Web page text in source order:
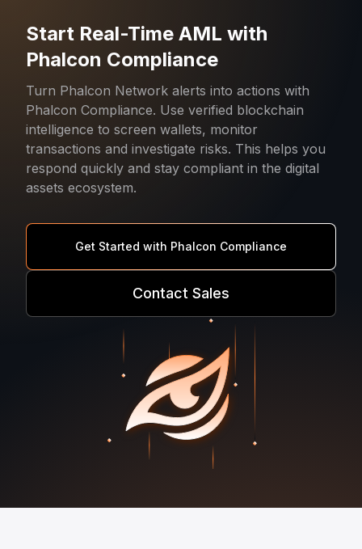
Start Real-Time AML with
Phalcon Compliance
Turn Phalcon Network alerts into actions with
Phalcon Compliance. Use verified blockchain
intelligence to screen wallets, monitor
transactions and investigate risks. This helps you
respond quickly and stay compliant in the digital
assets ecosystem.
Get Started with Phalcon Compliance
Contact Sales